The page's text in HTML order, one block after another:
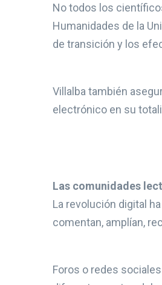
No todos los
Humanidades de la
de transición y los
Villalba también
electrónico en su
Las comunidades
La revolución digital
comentan, amplían,
Foros o redes